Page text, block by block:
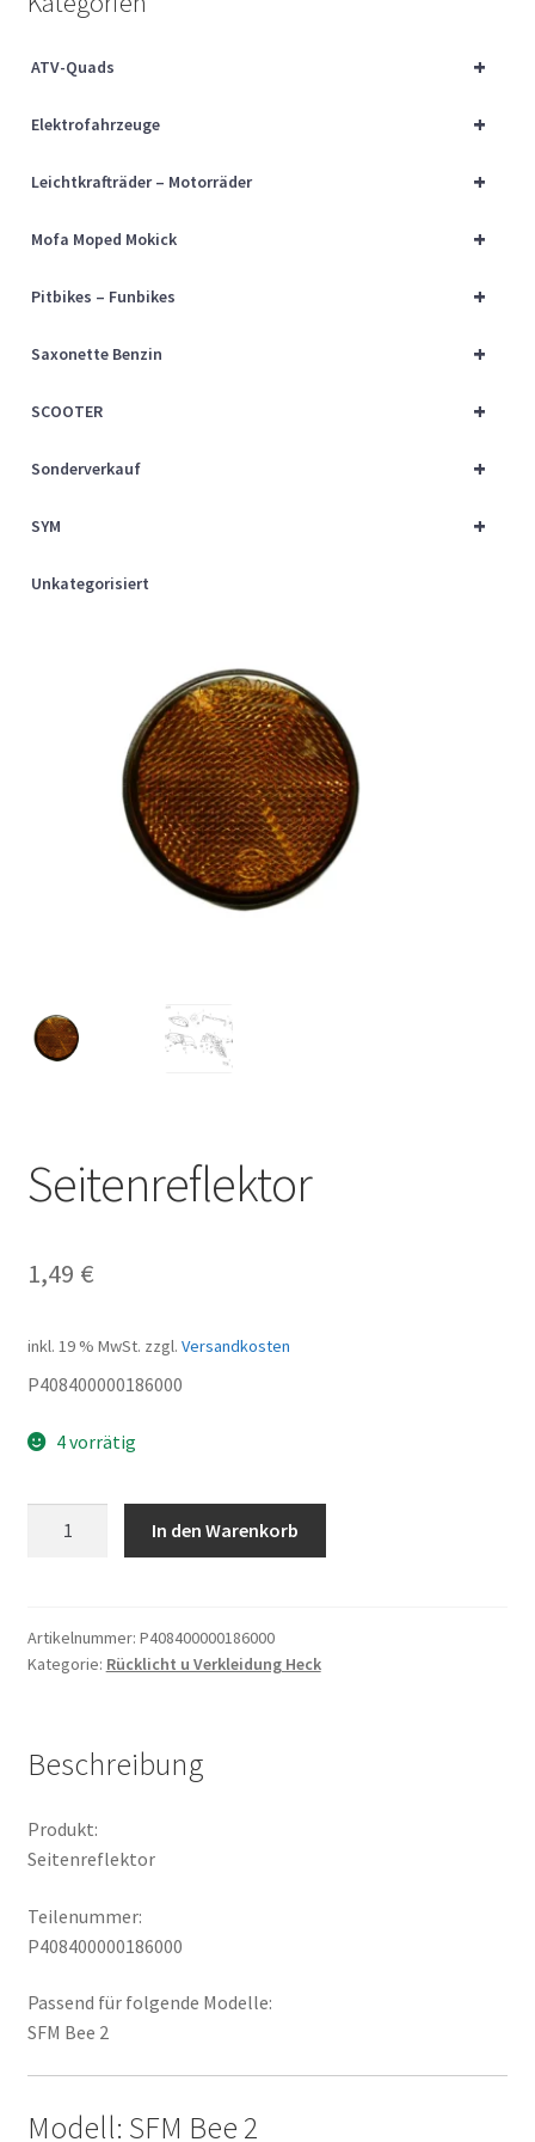
Über uns
+
ATV-Quads
+
Elektrofahrzeuge
+
Leichtkrafträder – Motorräder
+
Mofa Moped Mokick
+
Pitbikes – Funbikes
+
Saxonette Benzin
+
SCOOTER
+
Sonderverkauf
+
SYM
Unkategorisiert
Seitenreflektor
1,49 €
inkl. 19 % MwSt. zzgl. Versandkosten
P408400000186000
4 vorrätig
In den Warenkorb
Artikelnummer: P408400000186000
Kategorie: Rücklicht u Verkleidung Heck
Beschreibung
Produkt:
Seitenreflektor
Teilenummer:
P408400000186000
Passend für folgende Modelle:
SFM Bee 2
Modell: SFM Bee 2